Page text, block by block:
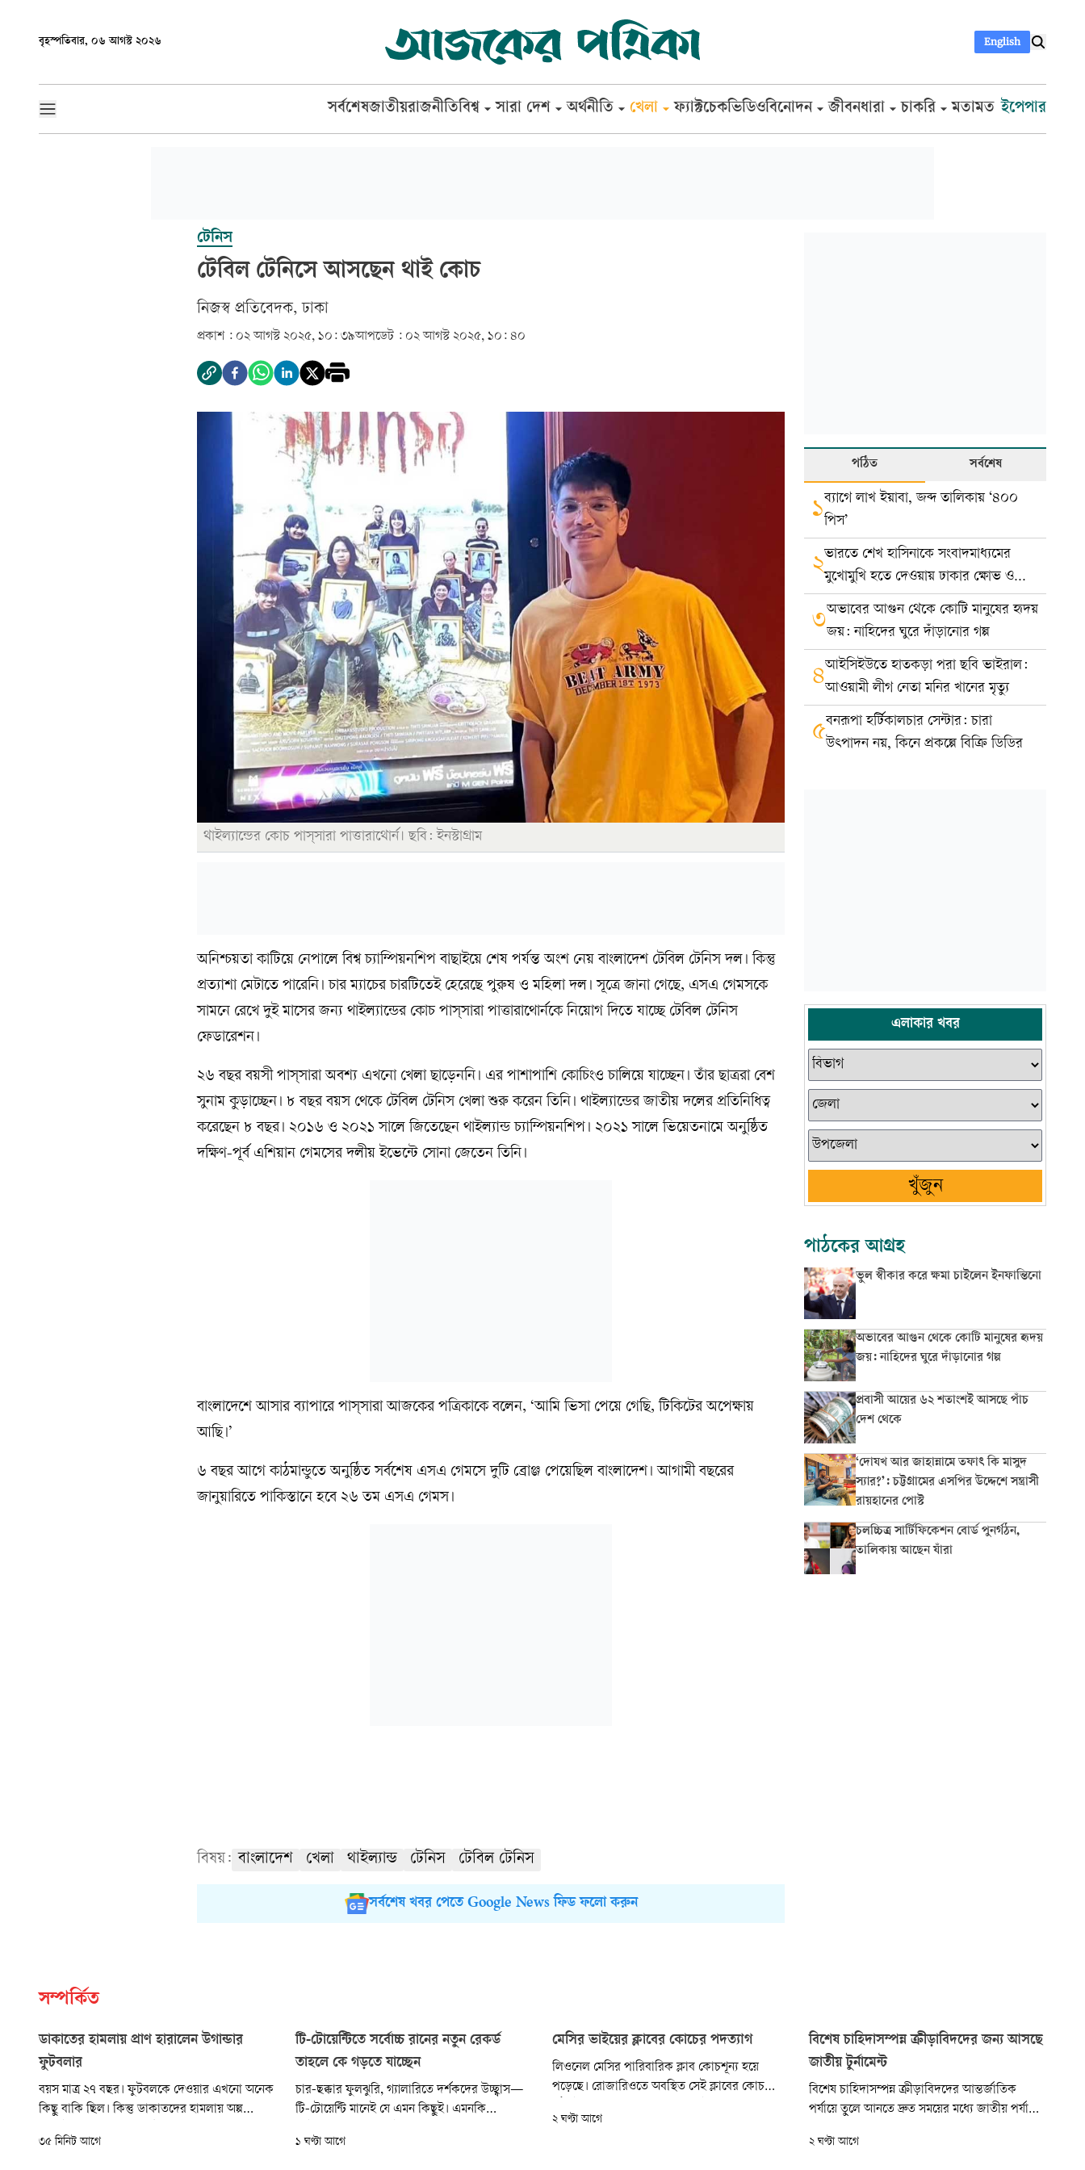
বৃহস্পতিবার, ০৬ আগস্ট ২০২৬ English
সর্বশেষজাতীয়রাজনীতিবিশ্ব সারা দেশ অর্থনীতি খেলা ফ্যাক্টচেকভিডিওবিনোদন জীবনধারা চাকরি মতামত ইপেপার
টেনিস
টেবিল টেনিসে আসছেন থাই কোচ
নিজস্ব প্রতিবেদক, ঢাকা
প্রকাশ : ০২ আগস্ট ২০২৫, ১০: ৩৯আপডেট : ০২ আগস্ট ২০২৫, ১০: ৪০
থাইল্যান্ডের কোচ পাস্সারা পাত্তারাথোর্ন। ছবি: ইনস্টাগ্রাম
অনিশ্চয়তা কাটিয়ে নেপালে বিশ্ব চ্যাম্পিয়নশিপ বাছাইয়ে শেষ পর্যন্ত অংশ নেয় বাংলাদেশ টেবিল টেনিস দল। কিন্তু
প্রত্যাশা মেটাতে পারেনি। চার ম্যাচের চারটিতেই হেরেছে পুরুষ ও মহিলা দল। সূত্রে জানা গেছে, এসএ গেমসকে
সামনে রেখে দুই মাসের জন্য থাইল্যান্ডের কোচ পাস্সারা পাত্তারাথোর্নকে নিয়োগ দিতে যাচ্ছে টেবিল টেনিস
ফেডারেশন।
২৬ বছর বয়সী পাস্সারা অবশ্য এখনো খেলা ছাড়েননি। এর পাশাপাশি কোচিংও চালিয়ে যাচ্ছেন। তাঁর ছাত্ররা বেশ
সুনাম কুড়াচ্ছেন। ৮ বছর বয়স থেকে টেবিল টেনিস খেলা শুরু করেন তিনি। থাইল্যান্ডের জাতীয় দলের প্রতিনিধিত্ব
করেছেন ৮ বছর। ২০১৬ ও ২০২১ সালে জিতেছেন থাইল্যান্ড চ্যাম্পিয়নশিপ। ২০২১ সালে ভিয়েতনামে অনুষ্ঠিত
দক্ষিণ-পূর্ব এশিয়ান গেমসের দলীয় ইভেন্টে সোনা জেতেন তিনি।
বাংলাদেশে আসার ব্যাপারে পাস্সারা আজকের পত্রিকাকে বলেন, ‘আমি ভিসা পেয়ে গেছি, টিকিটের অপেক্ষায়
আছি।’
৬ বছর আগে কাঠমান্ডুতে অনুষ্ঠিত সর্বশেষ এসএ গেমসে দুটি ব্রোঞ্জ পেয়েছিল বাংলাদেশ। আগামী বছরের
জানুয়ারিতে পাকিস্তানে হবে ২৬ তম এসএ গেমস।
বিষয়: বাংলাদেশ খেলা থাইল্যান্ড টেনিস টেবিল টেনিস
সর্বশেষ খবর পেতে Google News ফিড ফলো করুন
পঠিত সর্বশেষ
১ব্যাগে লাখ ইয়াবা, জব্দ তালিকায় ‘৪০০
পিস’
২ভারতে শেখ হাসিনাকে সংবাদমাধ্যমের
মুখোমুখি হতে দেওয়ায় ঢাকার ক্ষোভ ও
প্রতিবাদ
৩অভাবের আগুন থেকে কোটি মানুষের হৃদয়
জয়: নাহিদের ঘুরে দাঁড়ানোর গল্প
৪আইসিইউতে হাতকড়া পরা ছবি ভাইরাল:
আওয়ামী লীগ নেতা মনির খানের মৃত্যু
৫বনরূপা হর্টিকালচার সেন্টার: চারা
উৎপাদন নয়, কিনে প্রকল্পে বিক্রি ডিডির
এলাকার খবর
খুঁজুন
পাঠকের আগ্রহ
ভুল স্বীকার করে ক্ষমা চাইলেন ইনফান্তিনো
অভাবের আগুন থেকে কোটি মানুষের হৃদয়
জয়: নাহিদের ঘুরে দাঁড়ানোর গল্প
প্রবাসী আয়ের ৬২ শতাংশই আসছে পাঁচ
দেশ থেকে
‘দোযখ আর জাহান্নামে তফাৎ কি মাসুদ
স্যার?’: চট্টগ্রামের এসপির উদ্দেশে সন্ত্রাসী
রায়হানের পোস্ট
চলচ্চিত্র সার্টিফিকেশন বোর্ড পুনর্গঠন,
তালিকায় আছেন যাঁরা
সম্পর্কিত
ডাকাতের হামলায় প্রাণ হারালেন উগান্ডার
ফুটবলার
বয়স মাত্র ২৭ বছর। ফুটবলকে দেওয়ার এখনো অনেক
কিছু বাকি ছিল। কিন্তু ডাকাতদের হামলায় অল্প
ফুটবলার ডেভিড ওয়োরিকে। বাসার কাছেই নৃশংস
৩৫ মিনিট আগে
টি-টোয়েন্টিতে সর্বোচ্চ রানের নতুন রেকর্ড
তাহলে কে গড়তে যাচ্ছেন
চার-ছক্কার ফুলঝুরি, গ্যালারিতে দর্শকদের উচ্ছ্বাস—
টি-টোয়েন্টি মানেই যে এমন কিছুই। এমনকি
রীতিমতো অসহায়। প্রতিনিয়তই চলে রেকর্ড ভাঙা-
১ ঘণ্টা আগে
মেসির ভাইয়ের ক্লাবের কোচের পদত্যাগ
লিওনেল মেসির পারিবারিক ক্লাব কোচশূন্য হয়ে
পড়েছে। রোজারিওতে অবস্থিত সেই ক্লাবের কোচ
পরিচালিত ক্লাবটি সামাজিক মাধ্যমে এক বিবৃতিতে তা
২ ঘণ্টা আগে
বিশেষ চাহিদাসম্পন্ন ক্রীড়াবিদদের জন্য আসছে
জাতীয় টুর্নামেন্ট
বিশেষ চাহিদাসম্পন্ন ক্রীড়াবিদদের আন্তর্জাতিক
পর্যায়ে তুলে আনতে দ্রুত সময়ের মধ্যে জাতীয় পর্যায়ে
আয়োজনের উদ্যোগ নিয়েছে সরকার। একই সঙ্গে
২ ঘণ্টা আগে